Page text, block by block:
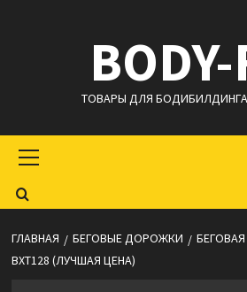
ТОВАРЫ ДЛЯ
меню
ГЛАВНАЯ БЕГОВЫЕ ДОРОЖКИ
BXT128 (ЛУЧШАЯ ЦЕНА)